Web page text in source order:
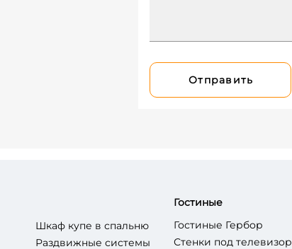
Отправить
Шкаф купе в спальню
Раздвижные системы
Гостиные
Гостиные Гербор
Стенки под телевизор